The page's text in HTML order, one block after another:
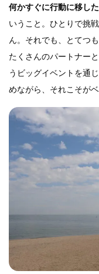
何かすぐに行動に移し
いうこと。ひとりで挑
ん。それでも、とてつ
たくさんのパートナー
うビッグイベントを通
めながら、それこそが